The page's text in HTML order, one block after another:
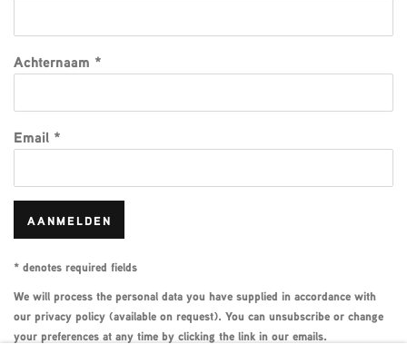
Achternaam *
Email *
AANMELDEN
* denotes required fields
We will process the personal data you have supplied in accordance with
our privacy policy (available on request). You can unsubscribe or change
your preferences at any time by clicking the link in our emails.